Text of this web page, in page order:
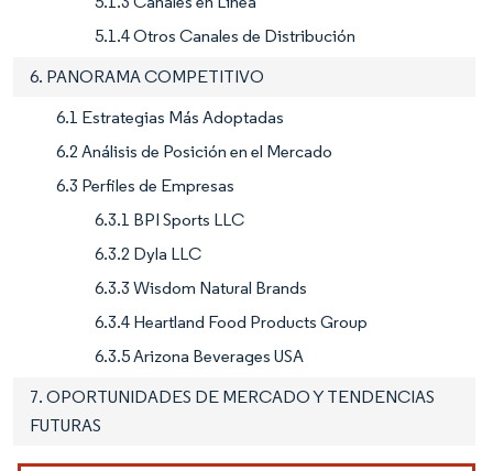
5.1.4 Otros Canales de Distribución
6. PANORAMA COMPETITIVO
6.1 Estrategias Más Adoptadas
6.2 Análisis de Posición en el Mercado
6.3 Perfiles de Empresas
6.3.1 BPI Sports LLC
6.3.2 Dyla LLC
6.3.3 Wisdom Natural Brands
6.3.4 Heartland Food Products Group
6.3.5 Arizona Beverages USA
7. OPORTUNIDADES DE MERCADO Y TENDENCIAS
FUTURAS